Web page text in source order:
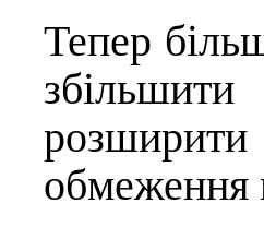
Тепер
обмеження